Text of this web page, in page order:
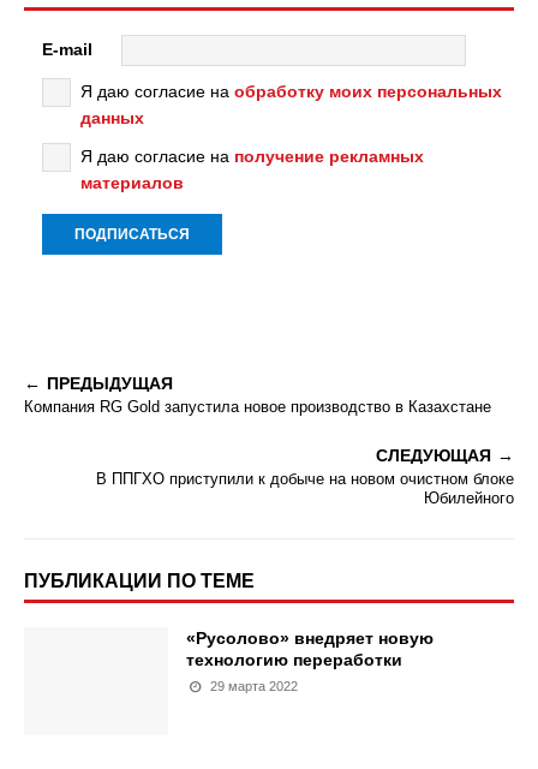
E-mail
Я даю согласие на обработку моих персональных
данных
Я даю согласие на получение рекламных
материалов
ПРЕДЫДУЩАЯ
Компания RG Gold запустила новое производство в Казахстане
СЛЕДУЮЩАЯ
В ППГХО приступили к добыче на новом очистном блоке
Юбилейного
ПУБЛИКАЦИИ ПО ТЕМЕ
«Русолово» внедряет новую
технологию переработки
29 марта 2022